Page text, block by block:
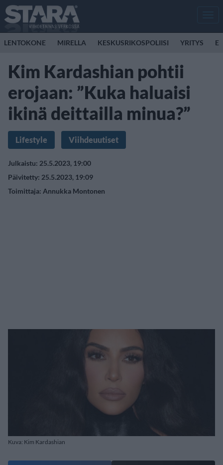
LENTOKONE MIRELLA KESKUSRIKOSPOLIISI YRITYS
Kim Kardashian pohtii
erojaan: ”Kuka haluaisi
ikinä deittailla minua?”
Lifestyle Viihdeuutiset
Julkaistu: 25.5.2023, 19:00
Päivitetty: 25.5.2023, 19:09
Toimittaja: Annukka Montonen
Kuva: Kim Kardashian